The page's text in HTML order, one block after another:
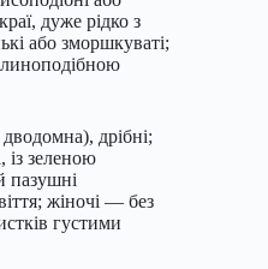
дуже рідко з
або зморшкуваті;
дрібні;
із зеленою
пазушні
жіночі — без
густими